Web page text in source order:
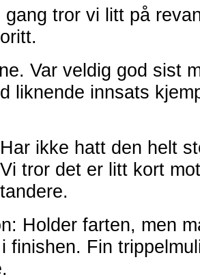
gang tror vi litt på
Var veldig god sist
liknende innsats
ikke hatt den helt
tror det er litt kort
Holder farten, men
finishen. Fin